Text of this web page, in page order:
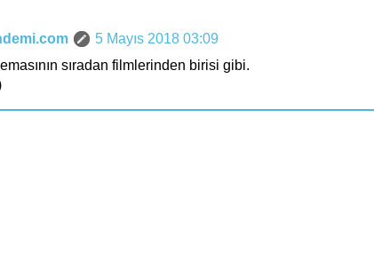
5 Mayıs 2018 03:09
sıradan filmlerinden birisi gibi.